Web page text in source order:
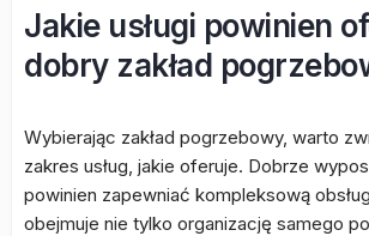
Jakie usługi powinien
dobry zakład
Wybierając zakład pogrzebowy, warto
zakres usług, jakie oferuje. Dobrze
powinien zapewniać kompleksową
obejmuje nie tylko organizację samego